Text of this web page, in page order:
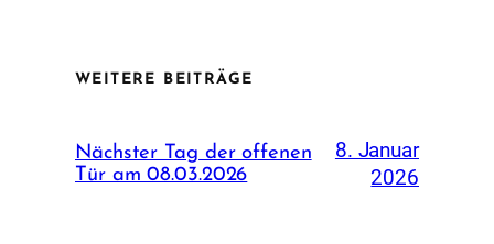
WEITERE BEITRÄGE
Nächster Tag der offenen
Tür am 08.03.2026
8. Januar
2026